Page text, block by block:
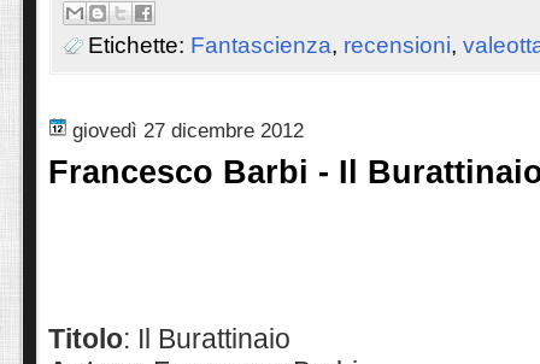
Etichette: Fantascienza, recensioni,
giovedì 27 dicembre 2012
Francesco Barbi - Il
Titolo: Il Burattinaio